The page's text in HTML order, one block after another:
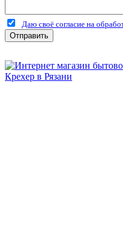
Даю своё согласие на
Отправить